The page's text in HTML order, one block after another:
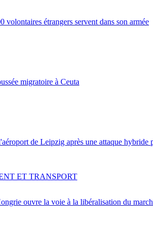
volontaires étrangers servent dans son armée
migratoire à Ceuta
de Leipzig après une attaque hybride
ouvre la voie à la libéralisation du
ET TRANSPORT